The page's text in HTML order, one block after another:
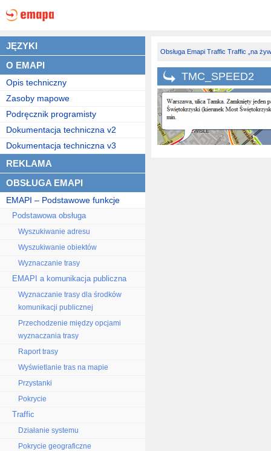
JĘZYKI
O EMAPI
Opis techniczny
Zasoby mapowe
Podręcznik programisty
Dokumentacja techniczna v2
Dokumentacja techniczna v3
REKLAMA
OBSŁUGA EMAPI
EMAPI – Podstawowe funkcje
Podstawowa obsługa
Wyszukiwanie adresu
Wyszukiwanie obiektów
Wyznaczanie trasy
EMAPI a komunikacja publiczna
Wyznaczanie trasy dla środków
komunikacji publicznej
Przechodzenie między opcjami
wyznaczania trasy
Raport trasy
Wyświetlanie tras na mapie
Przystanki
Pokrycie
Traffic
Działanie systemu
Pokrycie geograficzne
Obsługa Emapi Traffic Traffic „na
TMC_SPEED2